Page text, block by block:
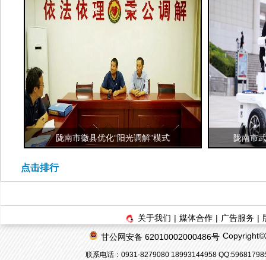
陇南市徽县优化“阳光调解”模式 陇南市
点击排行
关于我们 | 媒体合作 | 广告服务 |
甘公网安备 62010002000486号
联系电话：0931-8279080 18993144958